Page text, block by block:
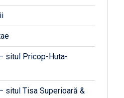
situl Pricop-Huta-
situl Tisa Superioară &